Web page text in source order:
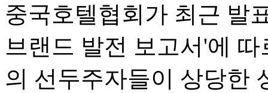
중국호텔협회가 최근 발
브랜드 발전 보고서'에
의 선두주자들이 상당한